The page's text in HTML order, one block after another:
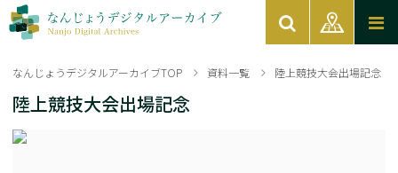
なんじょうデジタルアーカイブTOP 資料一覧 陸上競技大会出場記念
陸上競技大会出場記念